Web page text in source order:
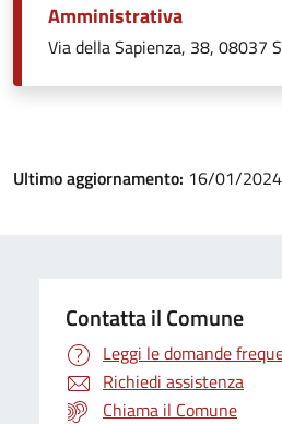
Amministrativa
Via della Sapienza, 38, 08037
Ultimo aggiornamento: 16/01/
Contatta il Comune
Leggi le domande
Richiedi assistenza
Chiama il Comune